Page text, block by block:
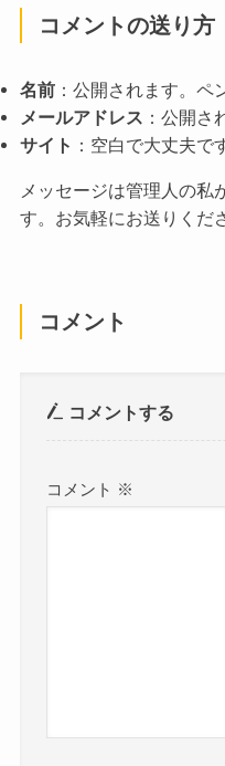
コメントの送り方
名前：公開されます。ペ
メールアドレス ：公開さ
サイト ：空白で大丈夫で
メッセージは管理人の私
す。お気軽にお送りくだ
コメント
コメントする
コメント ※